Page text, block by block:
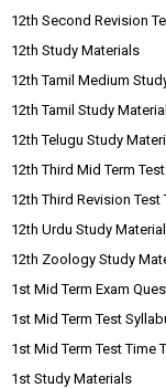
12th Second Revision
12th Study Materials
12th Tamil Medium
12th Tamil Study
12th Telugu Study
12th Third Mid Term
12th Third Revision Test
12th Urdu Study
12th Zoology Study
1st Mid Term Exam
1st Mid Term Test
1st Mid Term Test Time
1st Study Materials